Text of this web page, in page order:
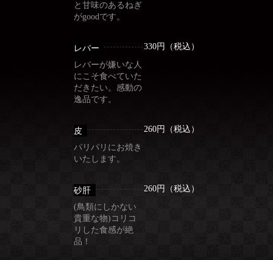
と甘味のあるねぎ
がgoodです。
レバー
レバーが嫌いな人
にこそ食べていた
だきたい。感動の
逸品です。
330円（税込）
皮
パリパリにお焼き
いたします。
260円（税込）
砂肝
(鳥類にしかない
貴重な物)コリコ
リした食感が絶
品！
260円（税込）